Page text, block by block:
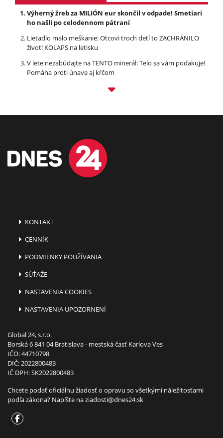
Výherný žreb za MILIÓN eur skončil v odpade! Smetiari
ho našli po celodennom pátraní
Lietadlo malo meškanie: Otcovi troch detí to ZACHRÁNILO
život! KOLAPS na letisku
V lete nezabúdajte na TENTO minerál: Telo sa vám poďakuje!
Pomáha proti únave aj kŕčom
KONTAKT
CENNÍK
PODMIENKY POUŽÍVANIA
SÚŤAŽE
NASTAVENIA COOKIES
NASTAVENIA UPOZORNENÍ
Global 24, s.r.o.
Borská 6 841 04 Bratislava - mestská časť Karlova Ves
IČO: 44710798
DIČ: 2022800483
IČ DPH: SK2022800483
Chcete podať oficiálnu žiadosť o opravu so všetkými náležitosťami
podľa zákona? Napíšte naziadosti@dnes24.sk